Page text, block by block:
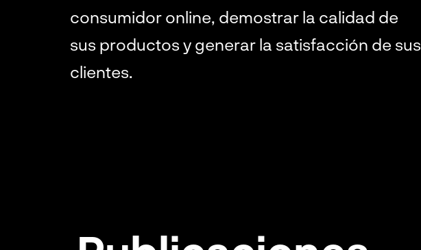
consumidor online, demostrar la calidad de
sus productos y generar la satisfacción de sus
clientes.